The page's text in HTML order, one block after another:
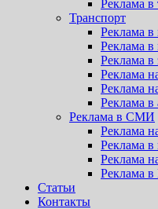
Реклама в
Транспорт
Реклама в
Реклама
Реклама в
Реклама
Реклама
Реклама в
Реклама в СМИ
Реклама
Реклама в
Реклама
Реклама в
Статьи
Контакты